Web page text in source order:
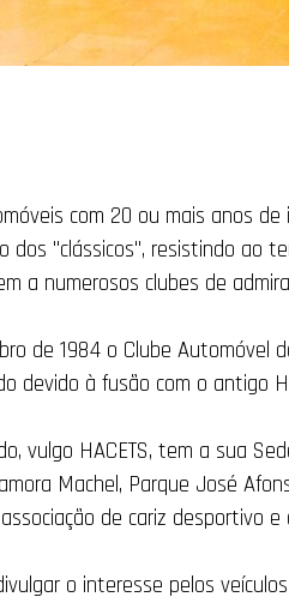
com 20 ou mais anos
"clássicos", resistindo ao
a numerosos clubes de
de 1984 o Clube
devido à fusão com o antigo
vulgo HACETS, tem a sua
Machel, Parque José
de cariz desportivo
o interesse pelos